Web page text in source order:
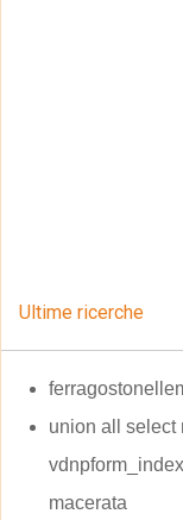
Ultime ricerche
union all
macerata